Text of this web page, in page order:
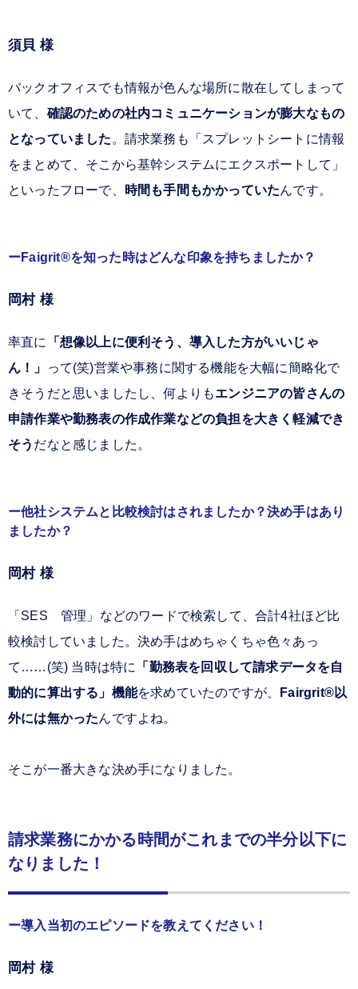
須貝 様
バックオフィスでも情報が色んな場所に散在してしまって
いて、 確認のための社内コミュニケーションが膨大なもの
となっていました 。請求業務も「スプレットシートに情報
をまとめて、そこから基幹システムにエクスポートして」
といったフローで、
時間も手間もかかっていたんです。
Faigrit®を知った時はどんな印象を持ちましたか？
岡村 様
率直に
「想像以上に便利そう、導入した方がいいじゃ
ん！」
って(笑)営業や事務に関する機能を大幅に簡略化で
きそうだと思いましたし、何よりもエンジニアの皆さんの
申請作業や勤務表の作成作業などの負担を大きく軽減でき
そう だなと感じました。
他社システムと比較検討はされましたか？決め手はあり
ましたか？
岡村 様
「SES 管理」などのワードで検索して、合計4社ほど比
較検討していました。決め手はめちゃくちゃ色々あっ
て……(笑) 当時は特に
「勤務表を回収して請求データを自
動的に算出する」機能を求めていたのですが、
Fairgrit®以
外には無かったんですよね。
そこが一番大きな決め手になりました。
請求業務にかかる時間がこれまでの半分以下に
なりました！
導入当初のエピソードを教えてください！
岡村 様